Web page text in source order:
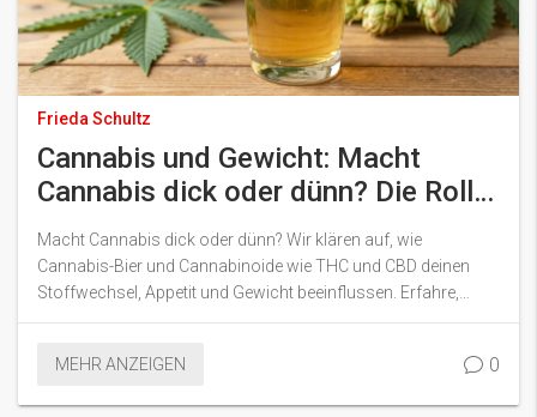
Frieda Schultz
Cannabis und Gewicht: Macht
Cannabis dick oder dünn? Die Rolle
von Cannabishopfen im Bier
Macht Cannabis dick oder dünn? Wir klären auf, wie
Cannabis-Bier und Cannabinoide wie THC und CBD deinen
Stoffwechsel, Appetit und Gewicht beeinflussen. Erfahre,
worauf du achten musst.
MEHR ANZEIGEN 0